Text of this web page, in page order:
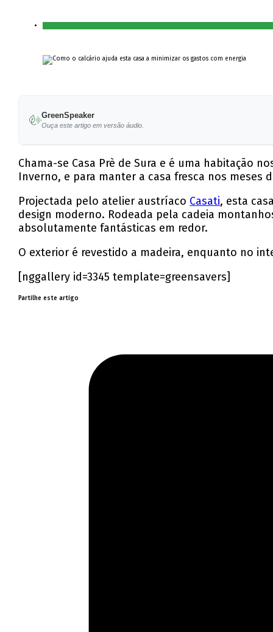
GreenSpeaker
Ouça este artigo em versão áudio.
Chama-se Casa Prè de Sura e é uma habitação
Inverno, e para manter a casa fresca nos meses
Projectada pelo atelier austríaco Casati, esta
design moderno. Rodeada pela cadeia
absolutamente fantásticas em redor.
O exterior é revestido a madeira, enquanto no
[nggallery id=3345 template=greensavers]
Partilhe este artigo